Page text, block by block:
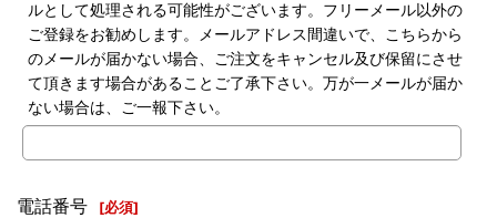
ルとして処理される可能性がございます。フリーメール以外の
ご登録をお勧めします。メールアドレス間違いで、こちらから
のメールが届かない場合、ご注文をキャンセル及び保留にさせ
て頂きます場合があることご了承下さい。万が一メールが届か
ない場合は、ご一報下さい。
電話番号 [必須]